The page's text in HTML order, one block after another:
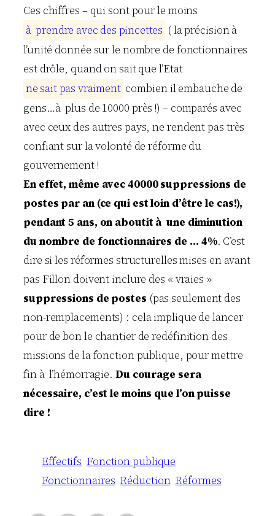
Ces chiffres – qui sont pour le moins
à prendre avec des pincettes ( la précision à
l’unité donnée sur le nombre de fonctionnaires
est drôle, quand on sait que l’Etat
ne saitpas vraiment combien il embauche de
gens…à plus de 10000 près !) – comparés avec
avec ceux des autres pays, ne rendent pas très
confiant sur la volonté de réforme du
gouvernement !
En effet, même avec 40000 suppressions de
postes par an (ce qui est loin d’être le cas!),
pendant 5 ans, on aboutit à une diminution
du nombre de fonctionnaires de … 4%. C’est
dire si les réformes structurelles mises en avant
pas Fillon doivent inclure des « vraies »
suppressions de postes (pas seulement des
non-remplacements) : cela implique de lancer
pour de bon le chantier de redéfinition des
missions de la fonction publique, pour mettre
fin à l’hémorragie. Du courage sera
nécessaire, c’est le moins que l’on puisse
dire !
Effectifs Fonction publique
Fonctionnaires Réduction Réformes